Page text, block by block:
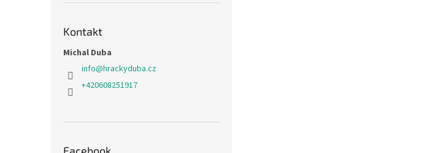
Kontakt
Michal Duba
info@hrackyduba.cz
+420608251917